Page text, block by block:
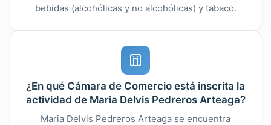
bebidas (alcohólicas y no alcohólicas) y tabaco.
¿En qué Cámara de Comercio está inscrita la
actividad de Maria Delvis Pedreros Arteaga?
Maria Delvis Pedreros Arteaga se encuentra